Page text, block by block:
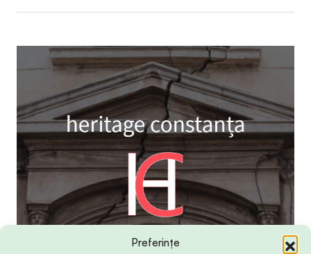
Preferințe